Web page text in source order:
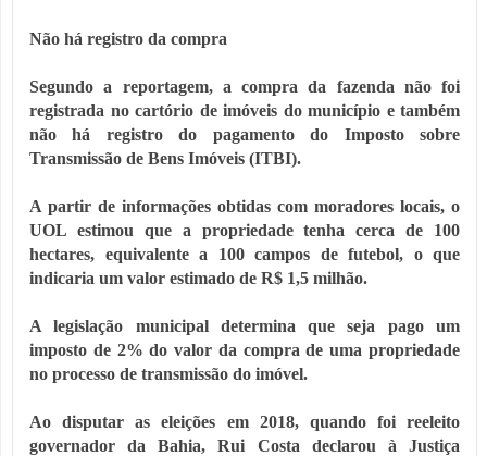
Não há registro da compra
Segundo a reportagem, a compra da fazenda não foi
registrada no cartório de imóveis do município e também
não há registro do pagamento do Imposto sobre
Transmissão de Bens Imóveis (ITBI).
A partir de informações obtidas com moradores locais, o
UOL estimou que a propriedade tenha cerca de 100
hectares, equivalente a 100 campos de futebol, o que
indicaria um valor estimado de R$ 1,5 milhão.
A legislação municipal determina que seja pago um
imposto de 2% do valor da compra de uma propriedade
no processo de transmissão do imóvel.
Ao disputar as eleições em 2018, quando foi reeleito
governador da Bahia, Rui Costa declarou à Justiça